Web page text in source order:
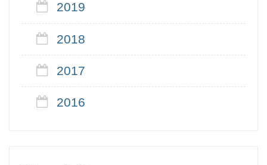
2019
2018
2017
2016